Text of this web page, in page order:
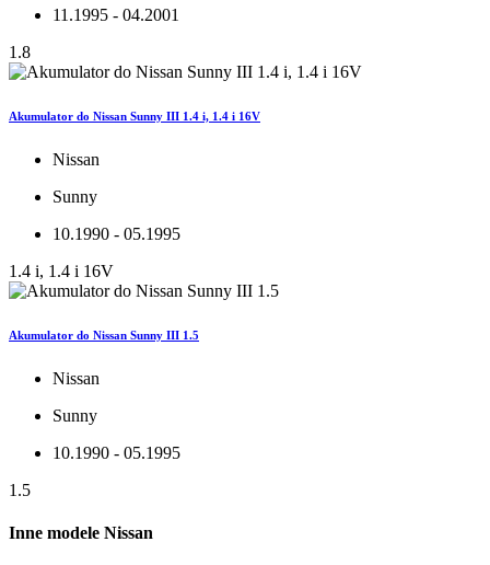
11.1995 - 04.2001
1.8
Akumulator do Nissan Sunny III 1.4 i, 1.4 i 16V
Nissan
Sunny
10.1990 - 05.1995
1.4 i, 1.4 i 16V
Akumulator do Nissan Sunny III 1.5
Nissan
Sunny
10.1990 - 05.1995
1.5
Inne modele Nissan